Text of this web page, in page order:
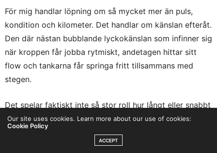
För mig handlar löpning om så mycket mer än puls,
kondition och kilometer. Det handlar om känslan efteråt.
Den där nästan bubblande lyckokänslan som infinner sig
när kroppen får jobba rytmiskt, andetagen hittar sitt
flow och tankarna får springa fritt tillsammans med
stegen.
Det spelar faktiskt inte så stor roll hur långt eller snabbt
jag springer. Effekten kommer ändå. Jag känner mig
gladare, lättare och mer harmonisk efter ett löppass.
Som om någon skruvat upp ljuset lite inombords.
Our site uses cookies. Learn more about our use of cookies:
Cookie Policy
ACCEPT